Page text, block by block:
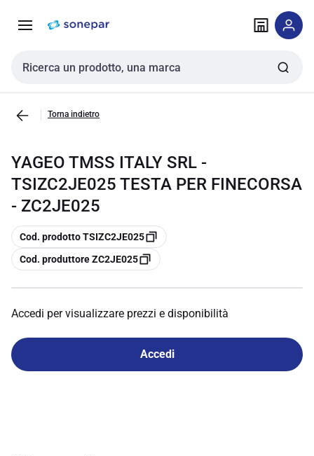
navigazione alla
Cerca input
Torna indietro
YAGEO TMSS ITALY SRL -
TSIZC2JE025 TESTA PER FINECORSA
- ZC2JE025
copia
Cod. prodotto TSIZC2JE025
copia
Cod. produttore ZC2JE025
Accedi per visualizzare prezzi e disponibilità
Accedi